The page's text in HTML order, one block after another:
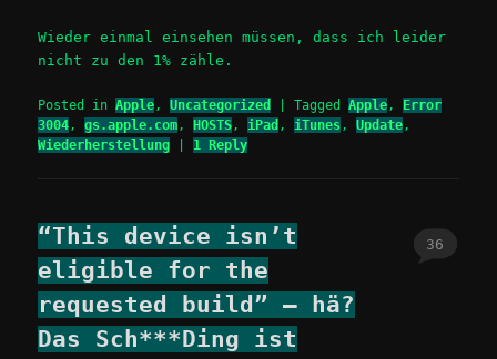
Wieder einmal einsehen müssen, dass ich leider
nicht zu den 1% zähle.
Posted in Apple,Uncategorized |Tagged Apple,
Error
3004,gs.apple.com, HOSTS,iPad ,iTunes,Update,
Wiederherstellung
1 Reply
“This device isn’t
eligible for the
requested build” – hä?
Das Sch***Ding ist
36